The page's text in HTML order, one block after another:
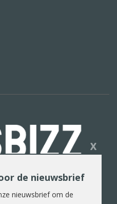
woord en beeld
X
de nieuwsbrief
nieuwsbrief om de